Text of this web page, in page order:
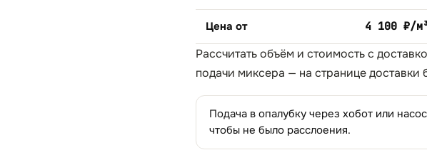
Цена от 4 100 ₽/
Рассчитать объём и стоимость с
подачи миксера — на страницедоставки
Подача в опалубку через хобот или
чтобы не было расслоения.